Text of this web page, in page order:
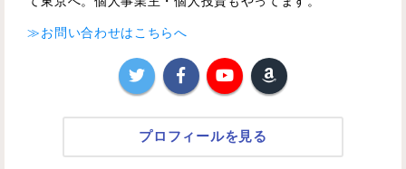
≫お問い合わせはこちらへ
プロフィールを見る